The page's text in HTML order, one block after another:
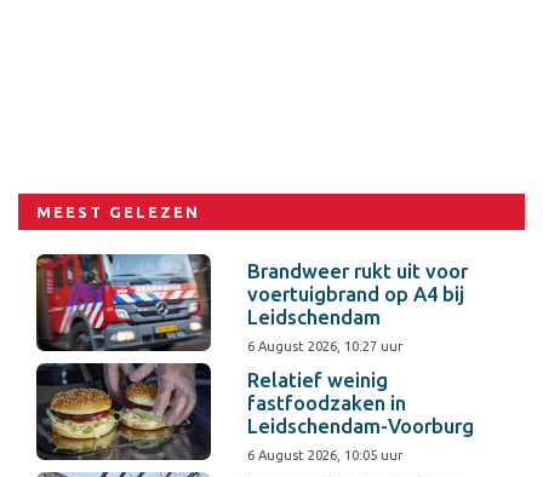
MEEST GELEZEN
Brandweer rukt uit voor
voertuigbrand op A4 bij
Leidschendam
6 August 2026, 10:27 uur
Relatief weinig
fastfoodzaken in
Leidschendam-Voorburg
6 August 2026, 10:05 uur